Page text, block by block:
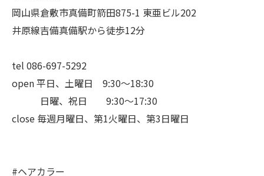
岡山県倉敷市真備町箭田875-1 東亜ビル202
井原線吉備真備駅から徒歩12分
tel 086-697-5292
open 平日、土曜日 9:30〜18:30
日曜、祝日 9:30〜17:30
close 毎週月曜日、第1火曜日、第3日曜日
#ヘアカラー